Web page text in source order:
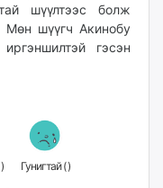
шүүлтээс болж
шүүгч Акинобу
гэсэн
) Гунигтай ()